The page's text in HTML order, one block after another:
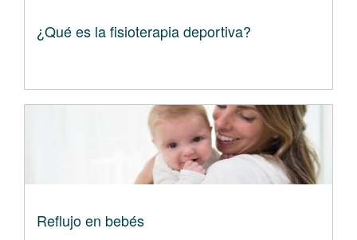
¿Qué es la fisioterapia deportiva?
Reflujo en bebés